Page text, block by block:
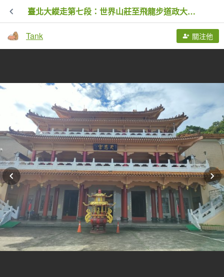
臺北大縱走第七段：世界山莊至飛龍步道政大後山
Tank 關注他